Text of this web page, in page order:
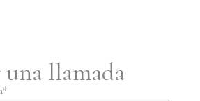
llamada